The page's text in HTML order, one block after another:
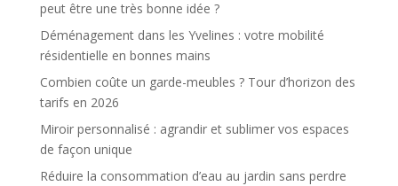
peut être une très bonne idée ?
Déménagement dans les Yvelines : votre mobilité
résidentielle en bonnes mains
Combien coûte un garde-meubles ? Tour d’horizon des
tarifs en 2026
Miroir personnalisé : agrandir et sublimer vos espaces
de façon unique
Réduire la consommation d’eau au jardin sans perdre